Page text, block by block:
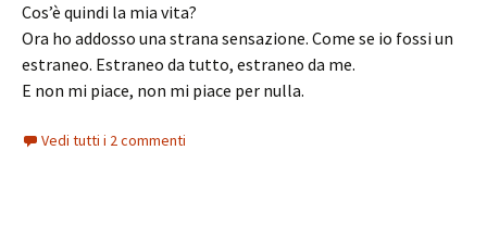
Cos’è quindi la mia vita?
Ora ho addosso una strana sensazione. Come se io fossi un
estraneo. Estraneo da tutto, estraneo da me.
E non mi piace, non mi piace per nulla.
Vedi tutti i 2 commenti